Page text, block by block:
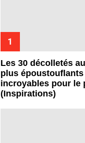
Les 30 décolletés
plus
incroyables pour le
(Inspirations)